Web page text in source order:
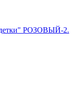
детки" РОЗОВЫЙ-2.